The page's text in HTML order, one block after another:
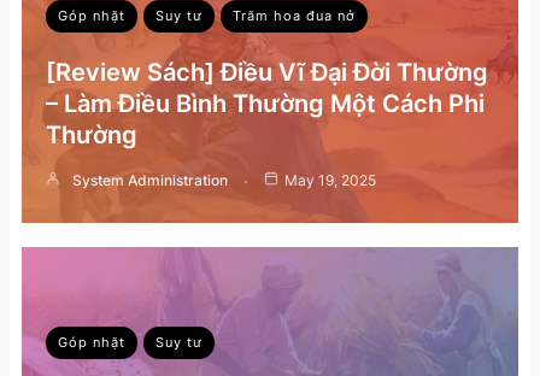
Góp nhặt Suy tư Trăm hoa đua nở
[Review Sách] Điều Vĩ Đại Đời Thường
– Làm Điều Bình Thường Một Cách Phi
Thường
System Administration May 19, 2025
Góp nhặt Suy tư